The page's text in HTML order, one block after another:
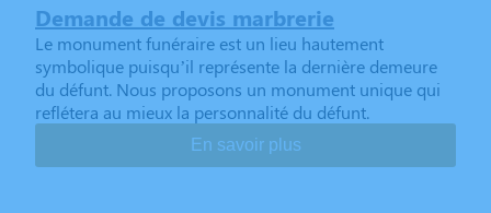
Demande de devis marbrerie
Le monument funéraire est un lieu hautement
symbolique puisqu’il représente la dernière demeure
du défunt. Nous proposons un monument unique qui
reflétera au mieux la personnalité du défunt.
En savoir plus